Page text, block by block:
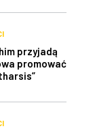
przyjadą
promować